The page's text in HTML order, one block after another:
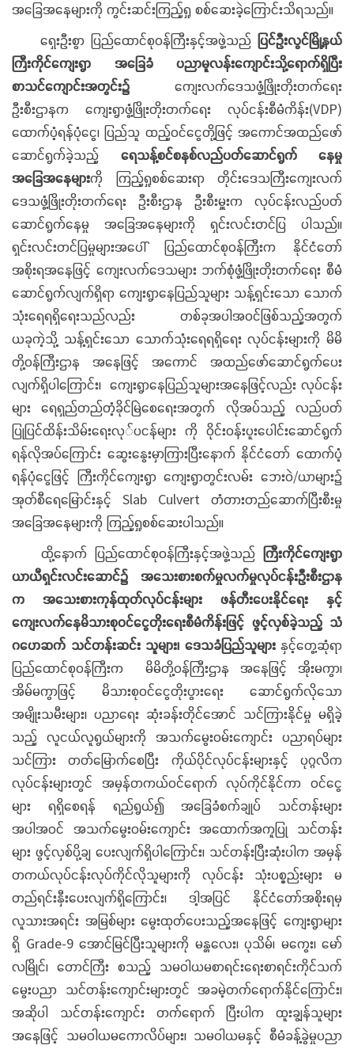
အခြေအနေများကို ကွင်းဆင်းကြည့်ရှု စစ်ဆေးခဲ့ကြောင်းသိရသည်။
ရှေးဦးစွာ ပြည်ထောင်စုဝန်ကြီးနှင့်အဖွဲ့သည် ပြင်ဦးလွင်မြို့နယ်
ကြီးကိုင်ကျေးရွာ အခြေခံ ပညာမူလန်းကျောင်းသို့ရောက်ရှိပြီး
စာသင်ကျောင်းအတွင်း၌ ကျေးလက်ဒေသဖွံ့ဖြိုးတိုးတက်ရေး
ဦးစီးဌာနက ကျေးရွာဖွံ့ဖြိုးတိုးတက်ရေး လုပ်ငန်းစီမံကိန်း(VDP)
ထောက်ပံ့ရန်ပုံငွေ၊ ပြည်သူ ထည့်ဝင်ငွေတို့ဖြင့် အကောင်အထည်ဖော်
ဆောင်ရွက်ခဲ့သည့် ရေသန့်စင်စနစ်လည်ပတ်ဆောင်ရွက် နေမှု
အခြေအနေများကို ကြည့်ရှုစစ်ဆေးရာ တိုင်းဒေသကြီးကျေးလက်
ဒေသဖွံ့ဖြိုးတိုးတက်ရေး ဦးစီးဌာန ဦးစီးမှူးက လုပ်ငန်းလည်ပတ်
ဆောင်ရွက်နေမှု အခြေအနေများကို ရှင်းလင်းတင်ပြ ပါသည်။
ရှင်းလင်းတင်ပြမှုများအပေါ် ပြည်ထောင်စုဝန်ကြီးက နိုင်ငံတော်
အစိုးရအနေဖြင့် ကျေးလက်ဒေသများ ဘက်စုံဖွံ့ဖြိုးတိုးတက်ရေး စီမံ
ဆောင်ရွက်လျက်ရှိရာ ကျေးရွာနေပြည်သူများ သန့်ရှင်းသော သောက်
သုံးရေရရှိရေးသည်လည်း တစ်ခုအပါအဝင်ဖြစ်သည့်အတွက်
ယခုကဲ့သို့ သန့်ရှင်းသော သောက်သုံးရေရရှိရေး လုပ်ငန်းများကို မိမိ
တို့ဝန်ကြီးဌာန အနေဖြင့် အကောင် အထည်ဖော်ဆောင်ရွက်ပေး
လျက်ရှိပါကြောင်း၊ ကျေးရွာနေပြည်သူများအနေဖြင့်လည်း လုပ်ငန်း
များ ရေရှည်တည်တံ့ခိုင်မြဲစေရေးအတွက် လိုအပ်သည့် လည်ပတ်
ပြုပြင်ထိန်းသိမ်းရေးလု်ပငန်များ ကို ဝိုင်းဝန်းပူးပေါင်းဆောင်ရွက်
ရန်လိုအပ်ကြောင်း ဆွေးနွေးမှာကြားပြီးနောက် နိုင်ငံတော် ထောက်ပံ့
ရန်ပုံငွေဖြင့် ကြီးကိုင်ကျေးရွာ ကျေးရွာတွင်းလမ်း ဘေးဝဲ/ယာများ၌
အုတ်စီရေမြောင်းနှင့် Slab Culvert တံတားတည်ဆောက်ပြီးစီးမှု
အခြေအနေများကို ကြည့်ရှုစစ်ဆေးပါသည်။
ထို့နောက် ပြည်ထောင်စုဝန်ကြီးနှင့်အဖွဲ့သည် ကြီးကိုင်ကျေးရွာ
ယာယီရှင်းလင်းဆောင်၌ အသေးစားစက်မှုလက်မှုလုပ်ငန်းဦးစီးဌာန
က
အသေးစားကုန်ထုတ်လုပ်ငန်းများ
ဖန်တီးပေးနိုင်ရေး နှင့်
ကျေးလက်နေမိသားစုဝင်ငွေတိုးရေးစီမံကိန်းဖြင့် ဖွင့်လှစ်ခဲ့သည့် သံ
ဂဟေဆက် သင်တန်းဆင်း သူများ၊ ဒေသခံပြည်သူများ နှင့်တွေ့ဆုံရာ
ပြည်ထောင်စုဝန်ကြီးက မိမိတို့ဝန်ကြီးဌာန အနေဖြင့် အိုးမကွာ၊
အိမ်မကွာဖြင့် မိသားစုဝင်ငွေတိုးပွားရေး ဆောင်ရွက်လိုသော
အမျိုးသမီးများ၊ ပညာရေး ဆုံးခန်းတိုင်အောင် သင်ကြားနိုင်မှု မရှိခဲ့
သည့် လူငယ်လူရွယ်များကို အသက်မွေးဝမ်းကျောင်း ပညာရပ်များ
သင်ကြား တတ်မြောက်စေပြီး ကိုယ်ပိုင်လုပ်ငန်းများနှင့် ပုဂ္ဂလိက
လုပ်ငန်းများတွင် အမှန်တကယ်ဝင်ရောက် လုပ်ကိုင်နိုင်ကာ ဝင်ငွေ
များ ရရှိစေရန် ရည်ရွယ်၍ အခြေခံစက်ချုပ် သင်တန်းများ
အပါအဝင် အသက်မွေးဝမ်းကျောင်း အထောက်အကူပြု သင်တန်း
များ ဖွင့်လှစ်ပို့ချ ပေးလျက်ရှိပါကြောင်း၊ သင်တန်းပြီးဆုံးပါက အမှန်
တကယ်လုပ်ငန်းလုပ်ကိုင်လိုသူများကို လုပ်ငန်း သုံးပစ္စည်းများ မ
တည်ရင်းနှီးပေးလျက်ရှိကြောင်း၊ ဒါ့အပြင် နိုင်ငံတော်အစိုးရမှ
လူသားအရင်း အမြစ်များ မွေးထုတ်ပေးသည့်အနေဖြင့် ကျေးရွာများ
ရှိ Grade-9 အောင်မြင်ပြီးသူများကို မန္တလေး၊ ပုသိမ်၊ မကွေး၊ မော်
လမြိုင်၊ တောင်ကြီး စသည့် သမဝါယမစာရင်းရေးစာရင်းကိုင်သက်
မွေးပညာ သင်တန်းကျောင်းများတွင် အခမဲ့တက်ရောက်နိုင်ကြောင်း၊
အဆိုပါ သင်တန်းကျောင်း တက်ရောက် ပြီးပါက ထူးချွန်သူများ
အနေဖြင့် သမဝါယမကောလိပ်များ၊ သမဝါယမနှင့် စီမံခန့်ခွဲမှုပညာ